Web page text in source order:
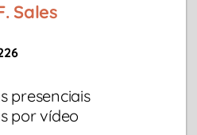
Sales
presenciais
por vídeo